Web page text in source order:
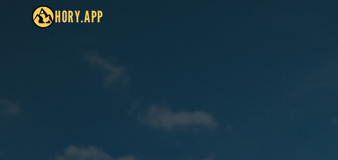
HORY.APP